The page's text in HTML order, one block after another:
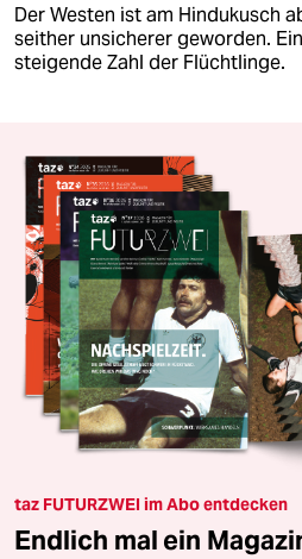
Der Westen ist am Hindukusch
seither unsicherer geworden.
steigende Zahl der Flüchtlinge.
taz FUTURZWEI im Abo entdecken
Endlich mal ein